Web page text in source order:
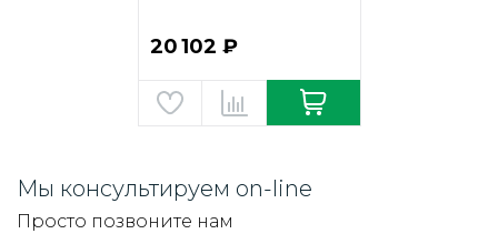
20 102 ₽
Мы консультируем on-line
Просто позвоните нам